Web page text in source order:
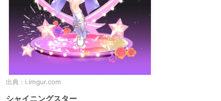
出典： i.imgur.com
シャイニングスター